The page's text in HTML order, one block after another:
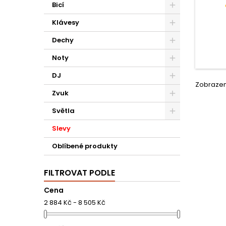
Bicí
Klávesy
Dechy
Noty
DJ
Zvuk
Světla
Slevy
Oblíbené produkty
FILTROVAT PODLE
Cena
2 884 Kč - 8 505 Kč